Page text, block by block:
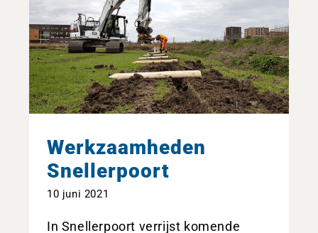
Werkzaamheden
Snellerpoort
10 juni 2021
In Snellerpoort verrijst komende